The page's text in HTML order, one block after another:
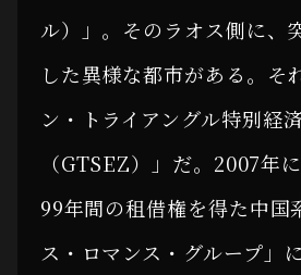
ル）」。そのラオス側に、
した異様な都市がある。そ
ン・トライアングル特別経
（GTSEZ）」だ。2007年
99年間の租借権を得た中国
ス・ロマンス・グループ」